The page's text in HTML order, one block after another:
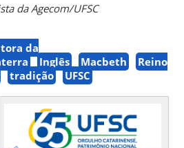
da Agecom/UFSC
da
Inglês Macbeth
Reino
tradição UFSC